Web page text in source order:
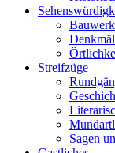
Streifzüge
Sagen